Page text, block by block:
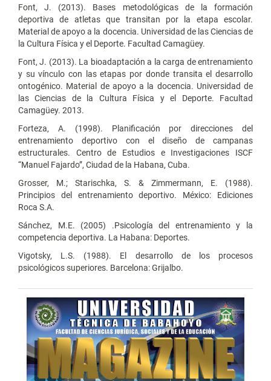
Font, J. (2013). Bases metodológicas de la formación
deportiva de atletas que transitan por la etapa escolar.
Material de apoyo a la docencia. Universidad de las Ciencias de
la Cultura Física y el Deporte. Facultad Camagüey.
Font, J. (2013). La bioadaptación a la carga de entrenamiento
y su vínculo con las etapas por donde transita el desarrollo
ontogénico. Material de apoyo a la docencia. Universidad de
las Ciencias de la Cultura Física y el Deporte. Facultad
Camagüey. 2013.
Forteza, A. (1998). Planificación por direcciones del
entrenamiento deportivo con el diseño de campanas
estructurales. Centro de Estudios e Investigaciones ISCF
“Manuel Fajardo”, Ciudad de la Habana, Cuba.
Grosser, M.; Starischka, S. & Zimmermann, E. (1988).
Principios del entrenamiento deportivo. México: Ediciones
Roca S.A.
Sánchez, M.E. (2005) .Psicología del entrenamiento y la
competencia deportiva. La Habana: Deportes.
Vigotsky, L.S. (1988). El desarrollo de los procesos
psicológicos superiores. Barcelona: Grijalbo.